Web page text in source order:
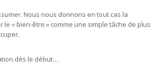
Nous nous donnons en tout cas la
« bien-être » comme une simple tâche de plus
dès le début…